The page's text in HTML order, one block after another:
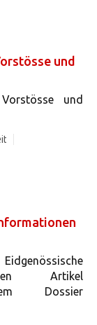
und
und
Artikel
Dossier